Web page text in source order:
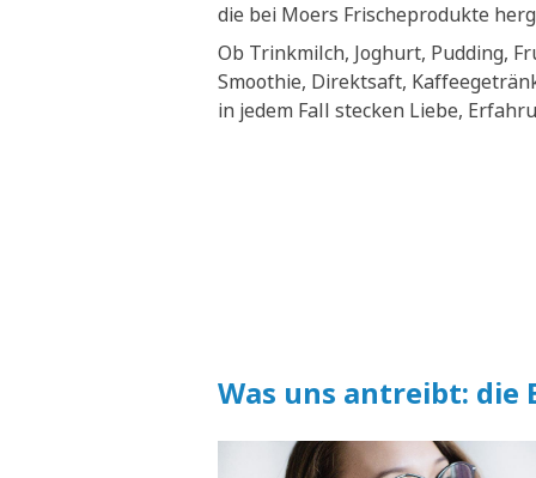
die bei Moers Frischeprodukte
Ob Trinkmilch, Joghurt, Pudding,
Smoothie, Direktsaft,
in jedem Fall stecken Liebe,
Was uns antreibt: die